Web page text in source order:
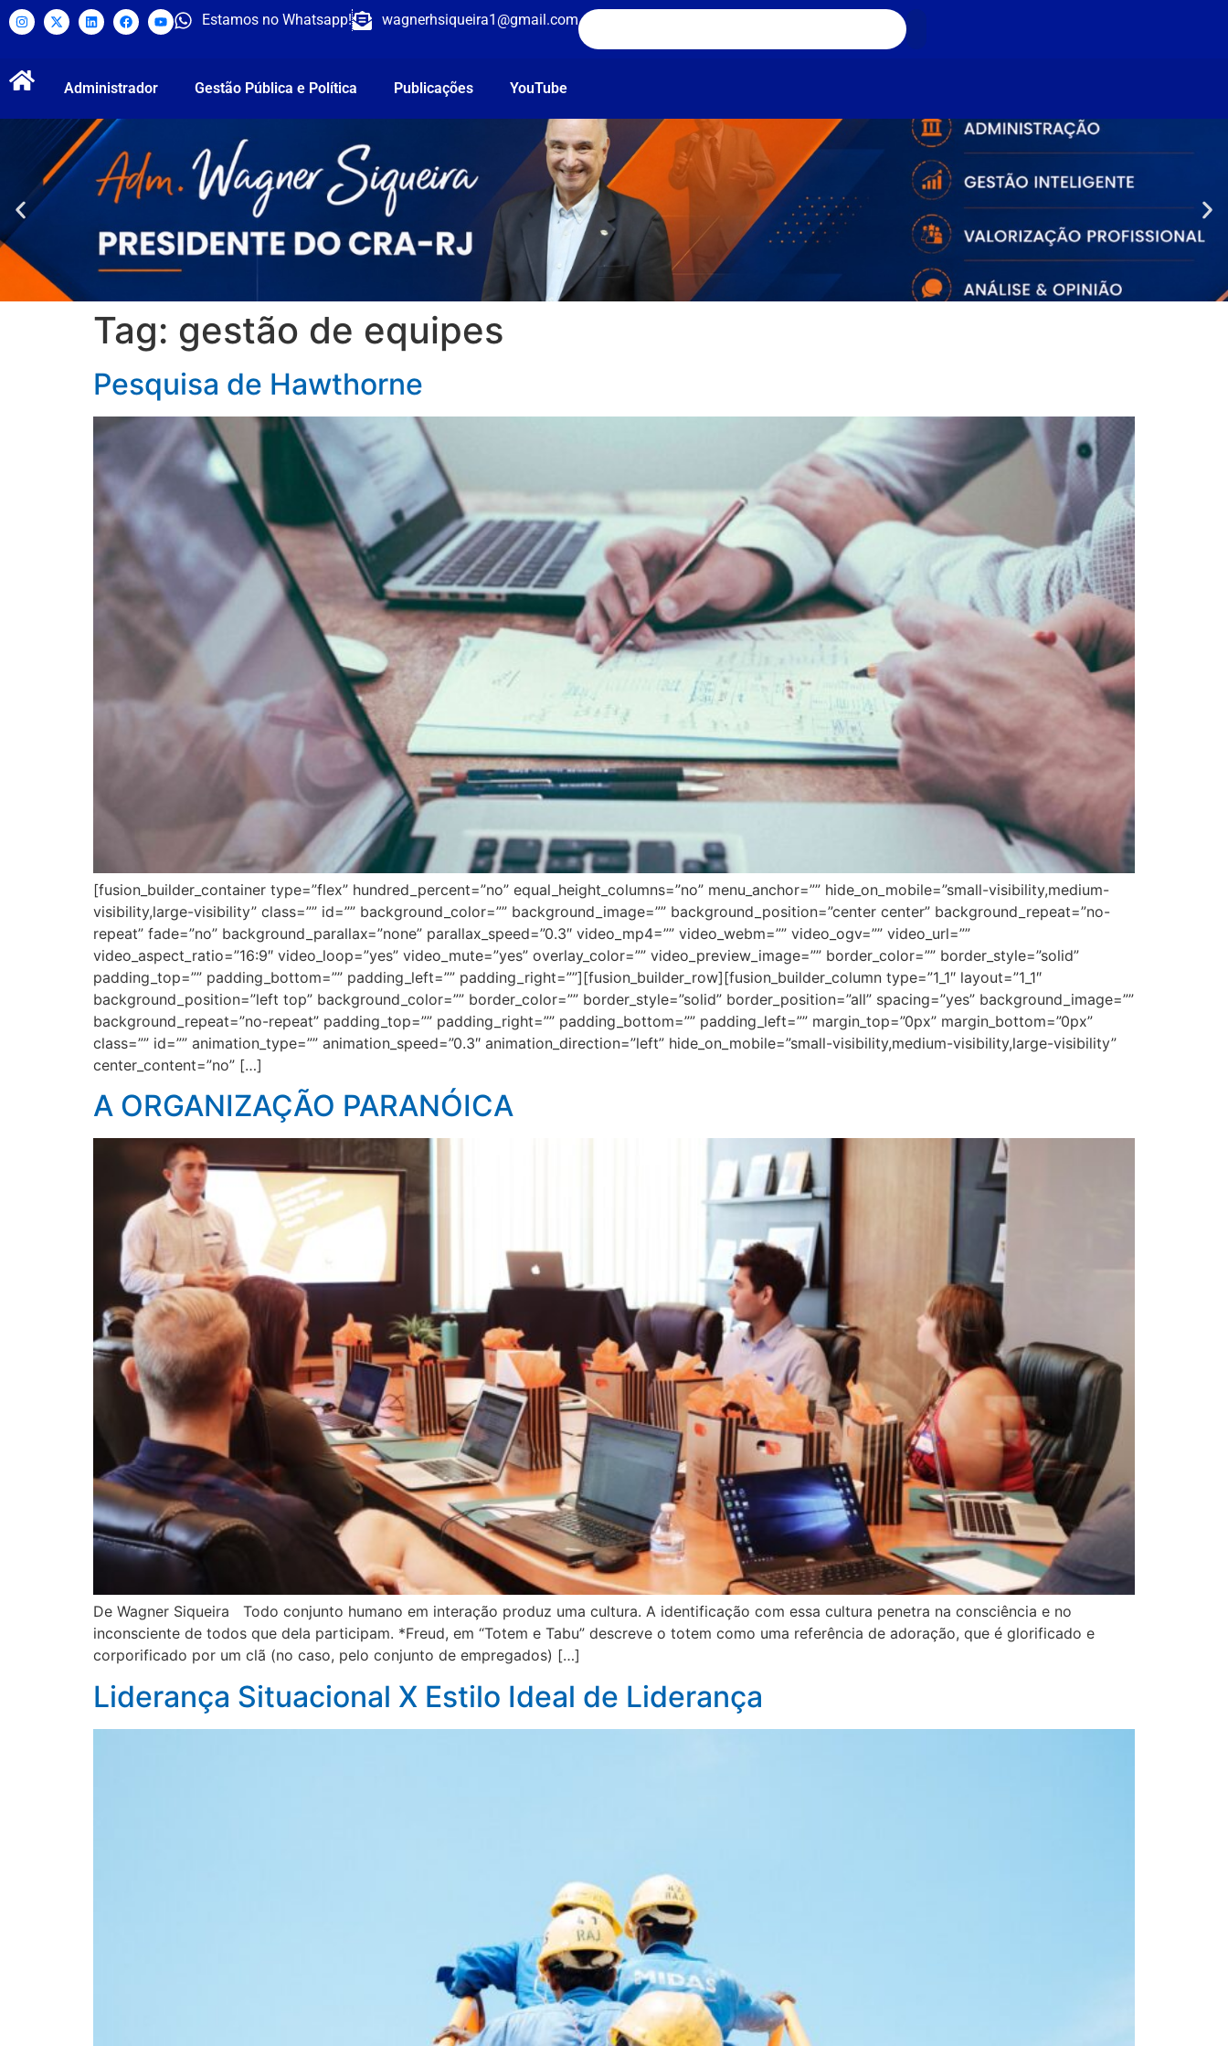
Estamos no Whatsapp! wagnerhsiqueira1@gmail.com
Administrador Gestão Pública e Política Publicações YouTube
Tag: gestão de equipes
Pesquisa de Hawthorne
[fusion_builder_container type=”flex” hundred_percent=”no” equal_height_columns=”no” menu_anchor=”” hide_on_mobile=”small-visibility,medium-
visibility,large-visibility” class=”” id=”” background_color=”” background_image=”” background_position=”center center” background_repeat=”no-
repeat” fade=”no” background_parallax=”none” parallax_speed=”0.3″ video_mp4=”” video_webm=”” video_ogv=”” video_url=””
video_aspect_ratio=”16:9″ video_loop=”yes” video_mute=”yes” overlay_color=”” video_preview_image=”” border_color=”” border_style=”solid”
padding_top=”” padding_bottom=”” padding_left=”” padding_right=””][fusion_builder_row][fusion_builder_column type=”1_1″ layout=”1_1″
background_position=”left top” background_color=”” border_color=”” border_style=”solid” border_position=”all” spacing=”yes” background_image=””
background_repeat=”no-repeat” padding_top=”” padding_right=”” padding_bottom=”” padding_left=”” margin_top=”0px” margin_bottom=”0px”
class=”” id=”” animation_type=”” animation_speed=”0.3″ animation_direction=”left” hide_on_mobile=”small-visibility,medium-visibility,large-visibility”
center_content=”no” […]
A ORGANIZAÇÃO PARANÓICA
De Wagner Siqueira Todo conjunto humano em interação produz uma cultura. A identificação com essa cultura penetra na consciência e no
inconsciente de todos que dela participam. *Freud, em “Totem e Tabu” descreve o totem como uma referência de adoração, que é glorificado e
corporificado por um clã (no caso, pelo conjunto de empregados) […]
Liderança Situacional X Estilo Ideal de Liderança